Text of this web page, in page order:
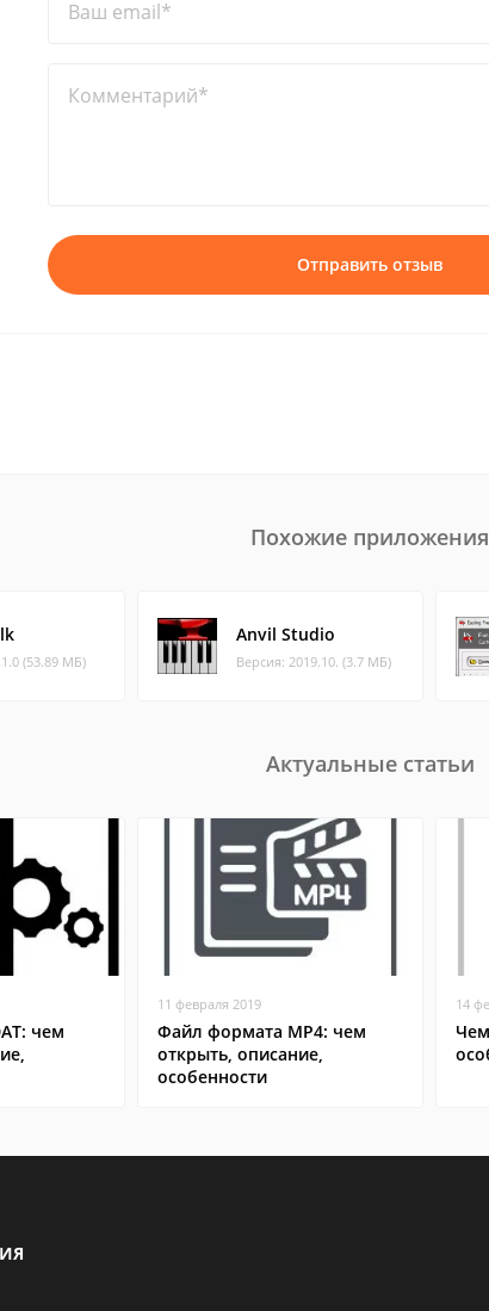
Ваш email*
Комментарий*
Отправить отзыв
Похожие приложения
(53.89 МБ)
Anvil Studio
Версия: 2019.10. (3.7 МБ)
Актуальные статьи
чем
11 февраля 2019
Файл формата MP4: чем
открыть, описание,
особенности
14